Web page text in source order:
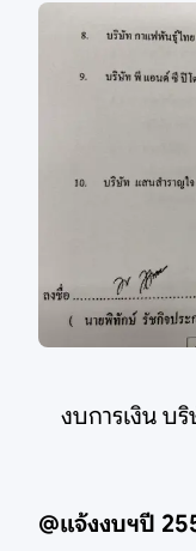
งบการเงิน บ
@แจ้งงบฯปี